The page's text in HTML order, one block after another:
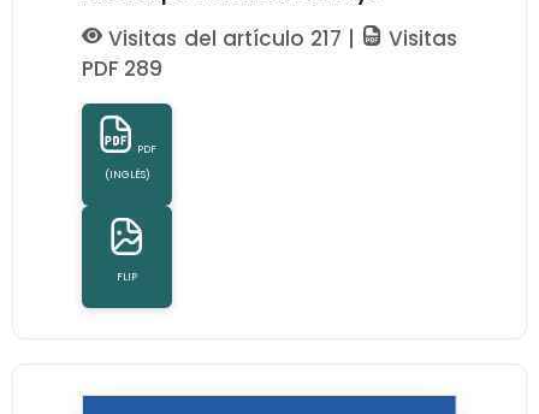
Visitas del artículo 217 |
Visitas
PDF 289
PDF
(INGLÉS)
FLIP